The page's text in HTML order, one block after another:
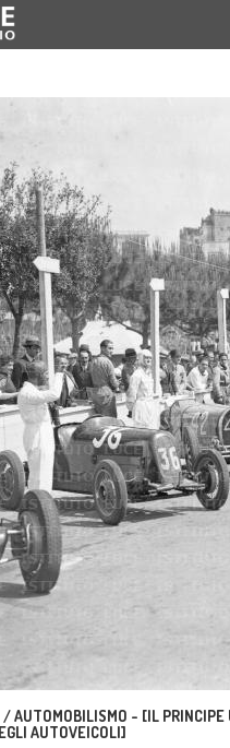
/ AUTOMOBILISMO - [IL
AUTOVEICOLI]